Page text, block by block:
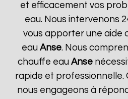
et efficacement vos
eau. Nous intervenons
vous apporter une aide
eauAnse. Nous
chauffe eauAnse
rapide et professionnelle.
nous engageons à